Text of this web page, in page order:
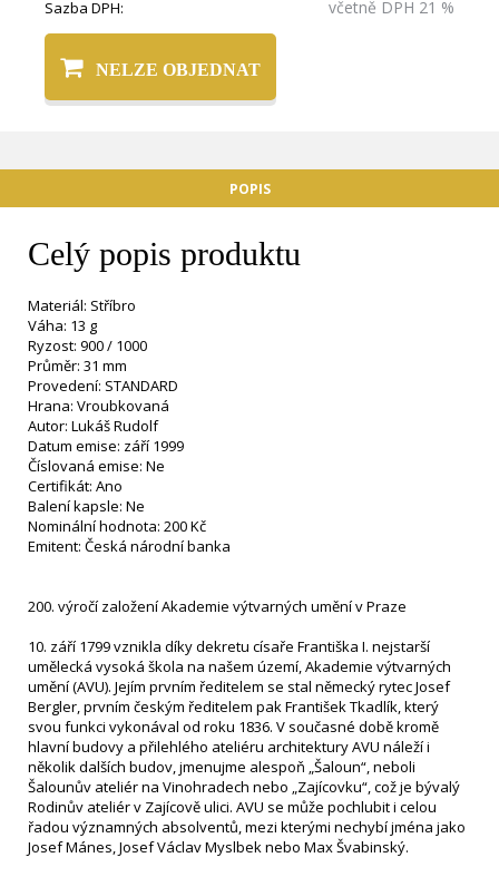
Sazba DPH: včetně DPH 21 %
NELZE OBJEDNAT
POPIS
Celý popis produktu
Materiál: Stříbro
Váha: 13 g
Ryzost: 900 / 1000
Průměr: 31 mm
Provedení: STANDARD
Hrana: Vroubkovaná
Autor: Lukáš Rudolf
Datum emise: září 1999
Číslovaná emise: Ne
Certifikát: Ano
Balení kapsle: Ne
Nominální hodnota: 200 Kč
Emitent: Česká národní banka
200. výročí založení Akademie výtvarných umění v Praze
10. září 1799 vznikla díky dekretu císaře Františka I. nejstarší
umělecká vysoká škola na našem území, Akademie výtvarných
umění (AVU). Jejím prvním ředitelem se stal německý rytec Josef
Bergler, prvním českým ředitelem pak František Tkadlík, který
svou funkci vykonával od roku 1836. V současné době kromě
hlavní budovy a přilehlého ateliéru architektury AVU náleží i
několik dalších budov, jmenujme alespoň „Šaloun“, neboli
Šalounův ateliér na Vinohradech nebo „Zajícovku“, což je bývalý
Rodinův ateliér v Zajícově ulici. AVU se může pochlubit i celou
řadou významných absolventů, mezi kterými nechybí jména jako
Josef Mánes, Josef Václav Myslbek nebo Max Švabinský.